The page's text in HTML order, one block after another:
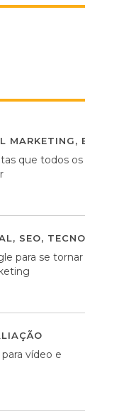
MARKETING,
que todos os
, SEO, TECNOLOGIA
para se tornar
vídeo e